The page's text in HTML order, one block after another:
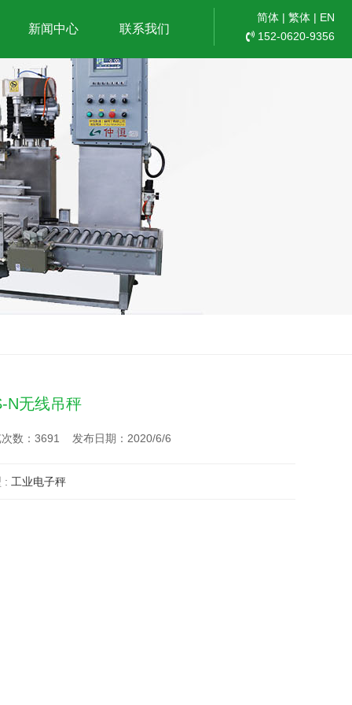
新闻中心 联系我们
简体 | 繁体 | EN
152-0620-9356
N无线吊秤
次数：3691 发布日期：2020/6/6
: 工业电子秤